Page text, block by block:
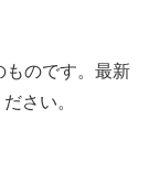
のです。最新
さい。